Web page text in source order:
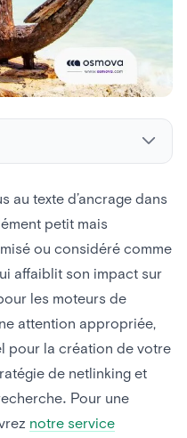
d’ancrage et
Links ?
SEO
au texte d’ancrage dans
petit mais
ou considéré comme
affaiblit son impact sur
les moteurs de
attention appropriée,
pour la création de votre
de netlinking et
Pour une
notre service